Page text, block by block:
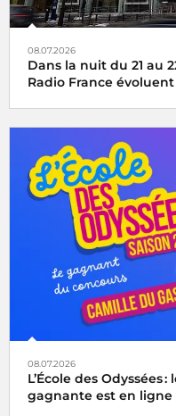
08.07.2026
Dans la nuit du 21 au
Radio France évoluent
08.07.2026
L’École des Odyssées
gagnante est en ligne